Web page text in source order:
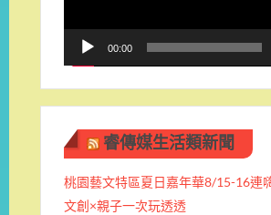
00:00
睿傳媒生活類新聞
桃園藝文特區夏日嘉年華8/15-16連
文創×親子一次玩透透